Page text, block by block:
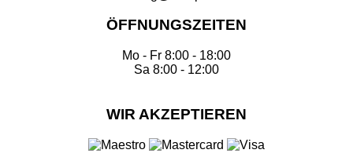
ÖFFNUNGSZEITEN
Mo - Fr 8:00 - 18:00
Sa 8:00 - 12:00
WIR AKZEPTIEREN